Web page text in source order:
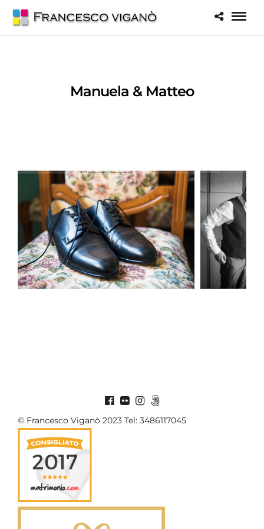
Manuela & Matteo
© Francesco Viganò 2023 Tel: 3486117045